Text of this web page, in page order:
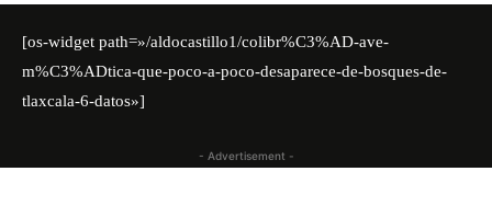
[os-widget path=»/aldocastillo1/colibr%C3%AD-ave-
m%C3%ADtica-que-poco-a-poco-desaparece-de-bosques-de-
tlaxcala-6-datos»]
- Advertisement -